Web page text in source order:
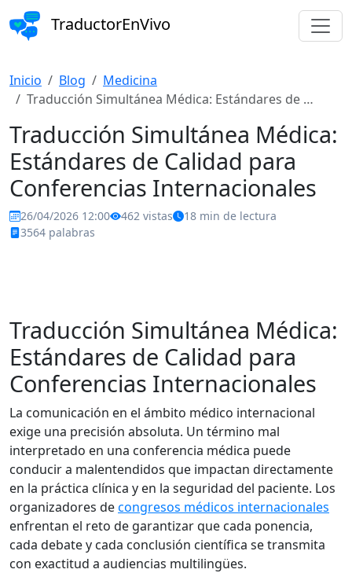
TraductorEnVivo
Inicio Blog
Medicina
Traducción Simultánea Médica: Estándares de …
Traducción Simultánea Médica:
Estándares de Calidad para
Conferencias Internacionales
26/04/2026 12:00 462 vistas
18 min de lectura
3564 palabras
Traducción Simultánea Médica:
Estándares de Calidad para
Conferencias Internacionales
La comunicación en el ámbito médico internacional
exige una precisión absoluta. Un término mal
interpretado en una conferencia médica puede
conducir a malentendidos que impactan directamente
en la práctica clínica y en la seguridad del paciente. Los
organizadores decongresos médicos internacionales
enfrentan el reto de garantizar que cada ponencia,
cada debate y cada conclusión científica se transmita
con exactitud a audiencias multilingües.